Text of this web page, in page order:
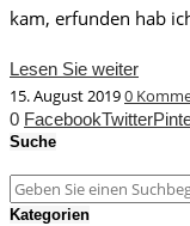
kam, erfunden hab
Lesen Sie weiter
15. August 20190
0 FacebookTwitter
Suche
Kategorien